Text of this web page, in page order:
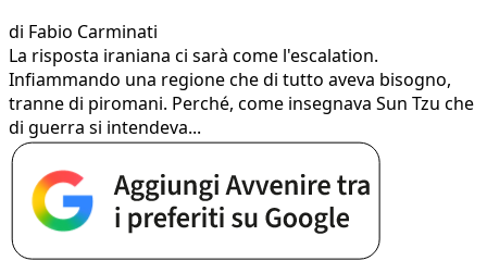
di Fabio Carminati
La risposta iraniana ci sarà come l'escalation.
Infiammando una regione che di tutto aveva bisogno,
tranne di piromani. Perché, come insegnava Sun Tzu che
di guerra si intendeva...